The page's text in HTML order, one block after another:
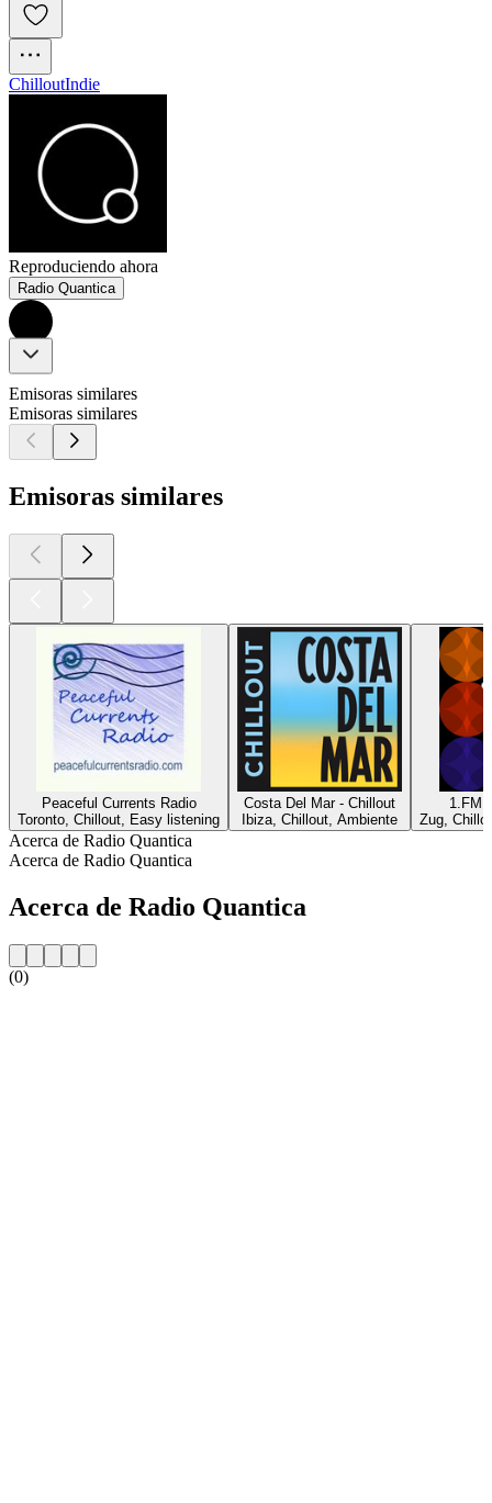
ChilloutIndie
Reproduciendo ahora
Radio Quantica
Emisoras similares
Emisoras similares
Emisoras similares
Peaceful Currents Radio
Toronto, Chillout, Easy listening
Costa Del Mar - Chillout
Ibiza, Chillout, Ambiente
1.FM
Zug,
Acerca de Radio Quantica
Acerca de Radio Quantica
Acerca de Radio Quantica
(0)